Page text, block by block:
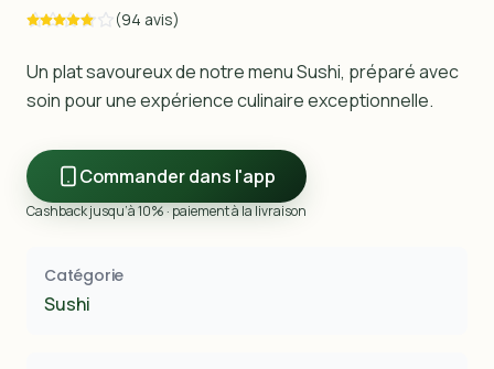
(94 avis)
Un plat savoureux de notre menu Sushi, préparé avec
soin pour une expérience culinaire exceptionnelle.
Commander dans l'app
Cashback jusqu’à 10% · paiement à la livraison
Catégorie
Sushi